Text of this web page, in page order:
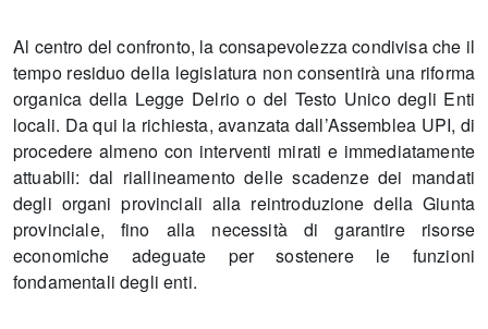
Al centro del confronto, la consapevolezza condivisa che il
tempo residuo della legislatura non consentirà una riforma
organica della Legge Delrio o del Testo Unico degli Enti
locali. Da qui la richiesta, avanzata dall’Assemblea UPI, di
procedere almeno con interventi mirati e immediatamente
attuabili: dal riallineamento delle scadenze dei mandati
degli organi provinciali alla reintroduzione della Giunta
provinciale, fino alla necessità di garantire risorse
economiche adeguate per sostenere le funzioni
fondamentali degli enti.